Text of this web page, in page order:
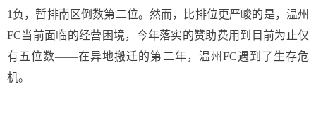
1负，暂排南区倒数第二位。然而，比排位更严峻的是，温州
FC当前面临的经营困境，今年落实的赞助费用到目前为止仅
有五位数——在异地搬迁的第二年，温州FC遇到了生存危
机。